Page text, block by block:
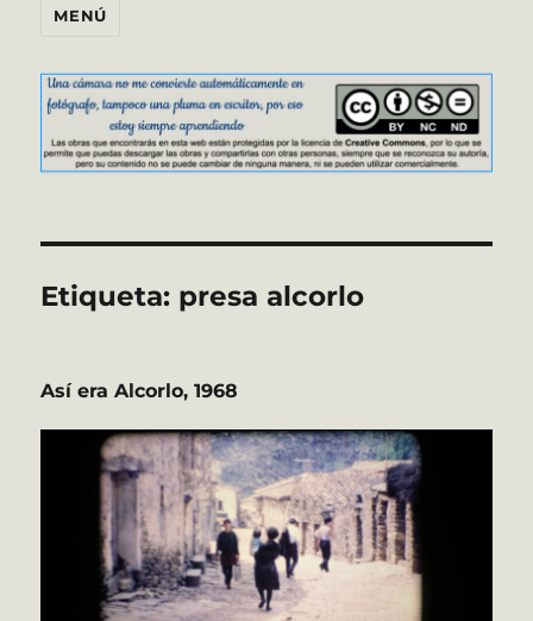
MENÚ
Etiqueta: presa alcorlo
Así era Alcorlo, 1968